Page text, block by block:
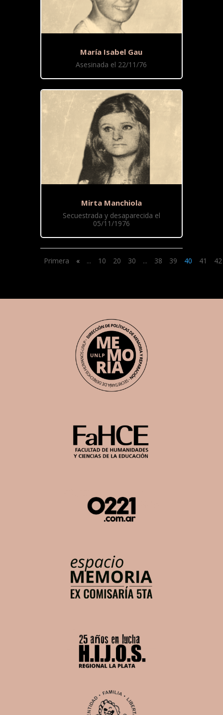
María Isabel Gau
Asesinada el 22/11/76
Mirta Manchiola
Secuestrada y desaparecida el
05/11/1976
Primera « ... 10 20 30 ... 38 39 40 41 42